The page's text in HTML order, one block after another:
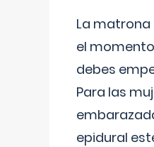
La
el
debes
Para las
epidural